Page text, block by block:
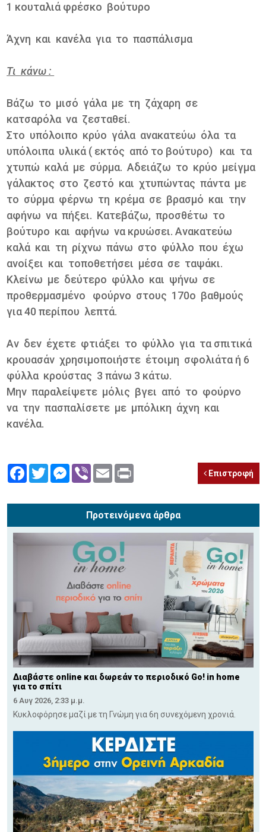
1 κουταλιά φρέσκο βούτυρο
Άχνη και κανέλα για το πασπάλισμα
Τι κάνω :
Βάζω το μισό γάλα με τη ζάχαρη σε
κατσαρόλα να ζεσταθεί.
Στο υπόλοιπο κρύο γάλα ανακατεύω όλα τα
υπόλοιπα υλικά ( εκτός από το βούτυρο) και τα
χτυπώ καλά με σύρμα. Αδειάζω το κρύο μείγμα
γάλακτος στο ζεστό και χτυπώντας πάντα με
το σύρμα φέρνω τη κρέμα σε βρασμό και την
αφήνω να πήξει. Κατεβάζω, προσθέτω το
βούτυρο και αφήνω να κρυώσει. Ανακατεύω
καλά και τη ρίχνω πάνω στο φύλλο που έχω
ανοίξει και τοποθετήσει μέσα σε ταψάκι.
Κλείνω με δεύτερο φύλλο και ψήνω σε
προθερμασμένο φούρνο στους 170ο βαθμούς
για 40 περίπου λεπτά.
Αν δεν έχετε φτιάξει το φύλλο για τα σπιτικά
κρουασάν χρησιμοποιήστε έτοιμη σφολιάτα ή 6
φύλλα κρούστας 3 πάνω 3 κάτω.
Μην παραλείψετε μόλις βγει από το φούρνο
να την πασπαλίσετε με μπόλικη άχνη και
κανέλα.
FacebookTwitterMessenger
Viber Email Επιστροφή
Προτεινόμενα άρθρα
Διαβάστε online και δωρεάν το περιοδικό Go! in home
για το σπίτι
6 Αυγ 2026, 2:33 μ.μ.
Κυκλοφόρησε μαζί με τη Γνώμη για 6η συνεχόμενη χρονιά.